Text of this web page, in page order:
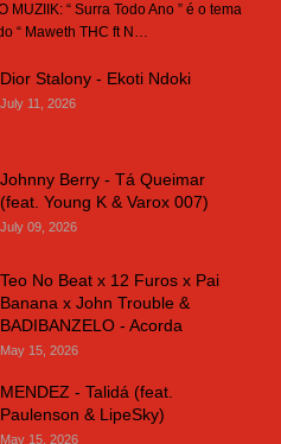
MUZIIK: “ Surra Todo Ano ” é o tema
“ Maweth THC ft N…
Dior Stalony - Ekoti Ndoki
July 11, 2026
Johnny Berry - Tá Queimar
(feat. Young K & Varox 007)
July 09, 2026
Teo No Beat x 12 Furos x Pai
Banana x John Trouble &
BADIBANZELO - Acorda
May 15, 2026
MENDEZ - Talidá (feat.
Paulenson & LipeSky)
May 15, 2026